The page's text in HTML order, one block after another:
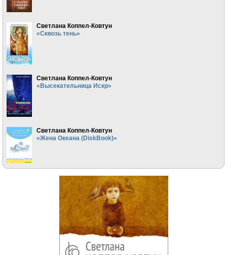
Светлана Коппел-Ковтун
«Сквозь тень»
Светлана Коппел-Ковтун
«Высекательница Искр»
Светлана Коппел-Ковтун
«Жена Океана (DiskBook)»